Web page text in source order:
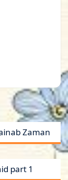
Zaman
part 1